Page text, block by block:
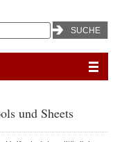
und Sheets